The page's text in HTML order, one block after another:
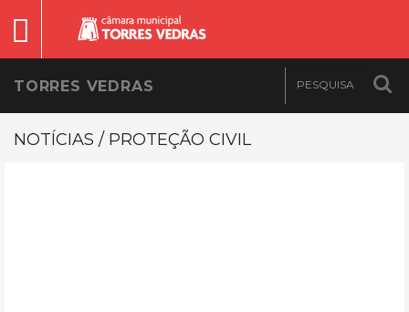
TORRES VEDRAS
NOTÍCIAS / PROTEÇÃO CIVIL